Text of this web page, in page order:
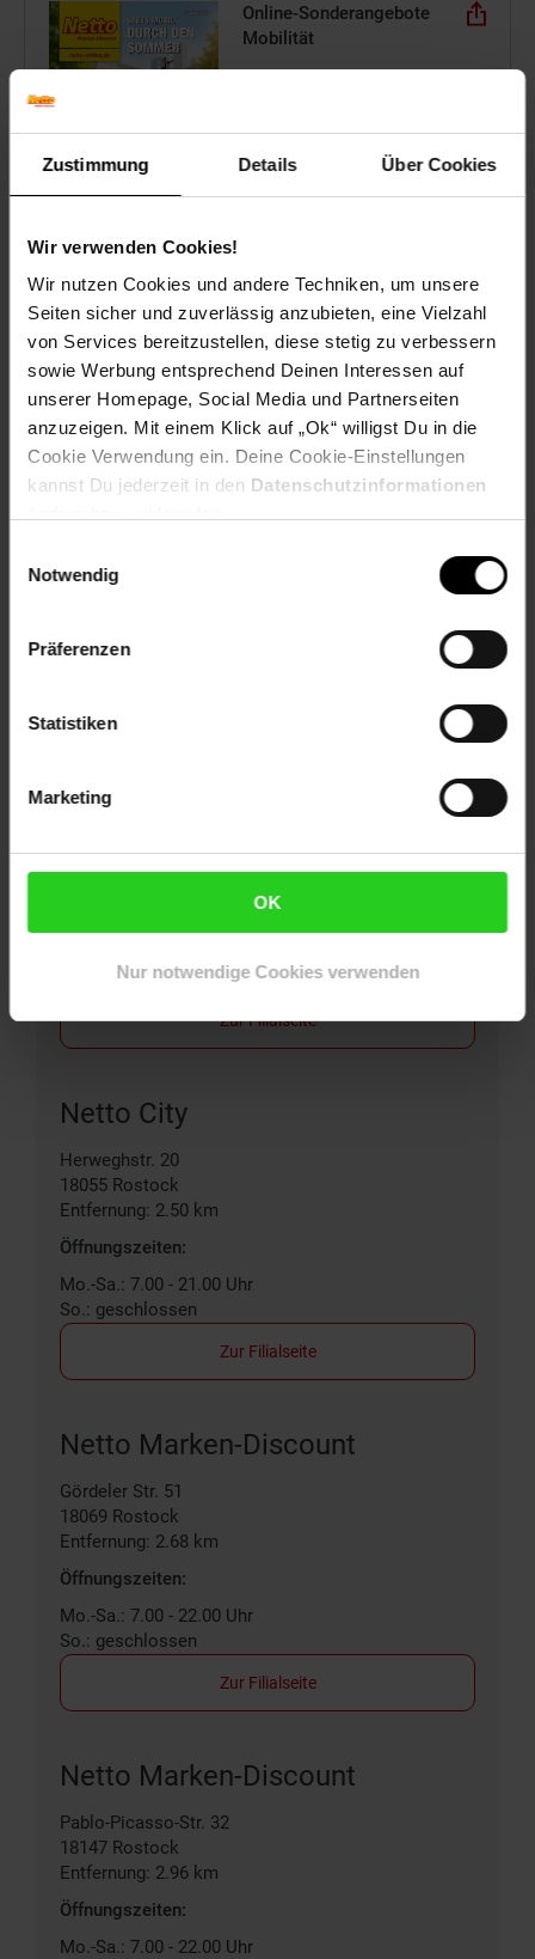
Zustimmung Details Über Cookies
Wir verwenden Cookies!
Wir nutzen Cookies und andere Techniken, um unsere
Seiten sicher und zuverlässig anzubieten, eine Vielzahl
von Services bereitzustellen, diese stetig zu verbessern
sowie Werbung entsprechend Deinen Interessen auf
unserer Homepage, Social Media und Partnerseiten
anzuzeigen. Mit einem Klick auf „Ok“ willigst Du in die
Cookie Verwendung ein. Deine Cookie-Einstellungen
kannst Du jederzeit in den Datenschutzinformationen
Notwendig
Präferenzen
Statistiken
Marketing
OK
Nur notwendige Cookies verwenden
Online-Sonderangebote
Mobilität
Reise-Angebote August
Jetzt Reise buchen
Zum Prospekt
Netto Marken-Discount
18055 Rostock
Entfernung: 1.22 km
So.: geschlossen
Zur Filialseite
Netto City
Herweghstr. 20
18055 Rostock
Entfernung: 2.50 km
Öffnungszeiten:
Mo.-Sa.: 7.00 - 21.00 Uhr
So.: geschlossen
Zur Filialseite
Netto Marken-Discount
Gördeler Str. 51
18069 Rostock
Entfernung: 2.68 km
Öffnungszeiten:
Mo.-Sa.: 7.00 - 22.00 Uhr
So.: geschlossen
Zur Filialseite
Netto Marken-Discount
Pablo-Picasso-Str. 32
18147 Rostock
Entfernung: 2.96 km
Öffnungszeiten:
Mo.-Sa.: 7.00 - 22.00 Uhr